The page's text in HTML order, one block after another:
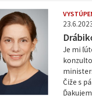
Je mi
Čiže s